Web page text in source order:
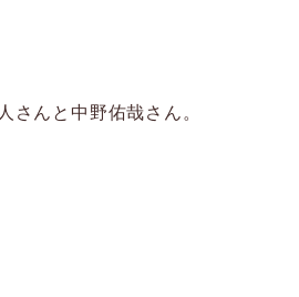
さんと中野佑哉さん。